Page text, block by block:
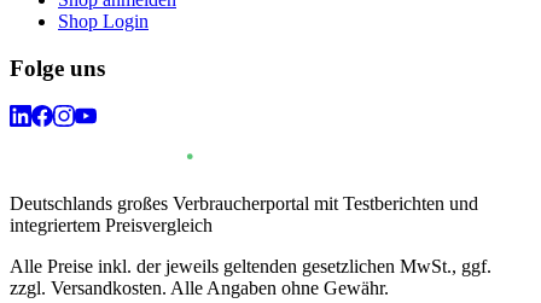
Shop Login
Folge uns
Deutschlands großes Verbraucherportal mit Testberichten und
integriertem Preisvergleich
Alle Preise inkl. der jeweils geltenden gesetzlichen MwSt., ggf.
zzgl. Versandkosten. Alle Angaben ohne Gewähr.